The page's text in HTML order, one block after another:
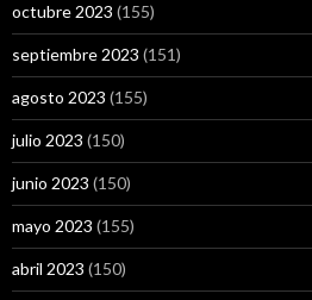
octubre 2023 (155)
septiembre 2023 (151)
agosto 2023 (155)
julio 2023 (150)
junio 2023 (150)
mayo 2023 (155)
abril 2023 (150)